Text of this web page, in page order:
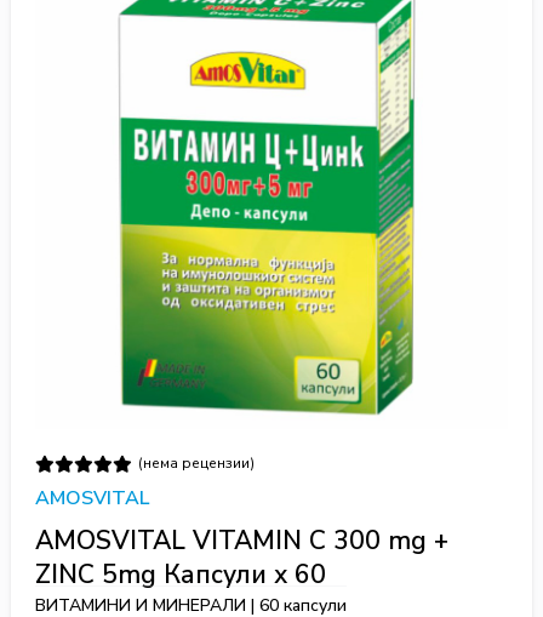
(нема рецензии)
AMOSVITAL
AMOSVITAL VITAMIN C 300 mg +
ZINC 5mg Капсули х 60
ВИТАМИНИ И МИНЕРАЛИ | 60 капсули